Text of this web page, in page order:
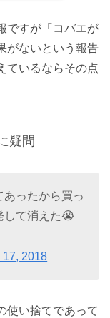
ですが「コバエが
がないという報告
ているならその点
疑問
ったから買っ
して消えた😭
17, 2018
使い捨てであって